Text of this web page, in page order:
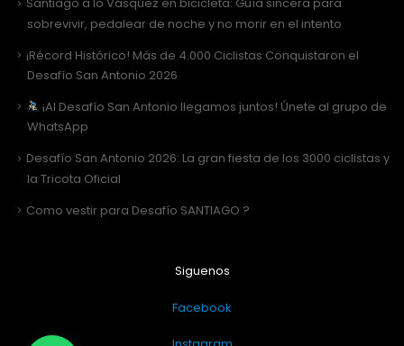
sobrevivir, pedalear de noche y no morir en el intento
¡Récord Histórico! Más de 4.000 Ciclistas Conquistaron el
Desafío San Antonio 2026
¡Al Desafío San Antonio llegamos juntos! Únete al grupo de
WhatsApp
Desafío San Antonio 2026: La gran fiesta de los 3000 ciclistas y
la Tricota Oficial
Como vestir para Desafío SANTIAGO ?
Siguenos
Facebook